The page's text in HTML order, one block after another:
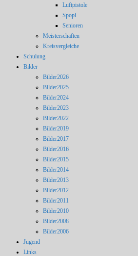
Luftpistole
Spopi
Senioren
Meisterschaften
Kreisvergleiche
Schulung
Bilder
Bilder2026
Bilder2025
Bilder2024
Bilder2023
Bilder2022
Bilder2019
Bilder2017
Bilder2016
Bilder2015
Bilder2014
Bilder2013
Bilder2012
Bilder2011
Bilder2010
Bilder2008
Bilder2006
Jugend
Links